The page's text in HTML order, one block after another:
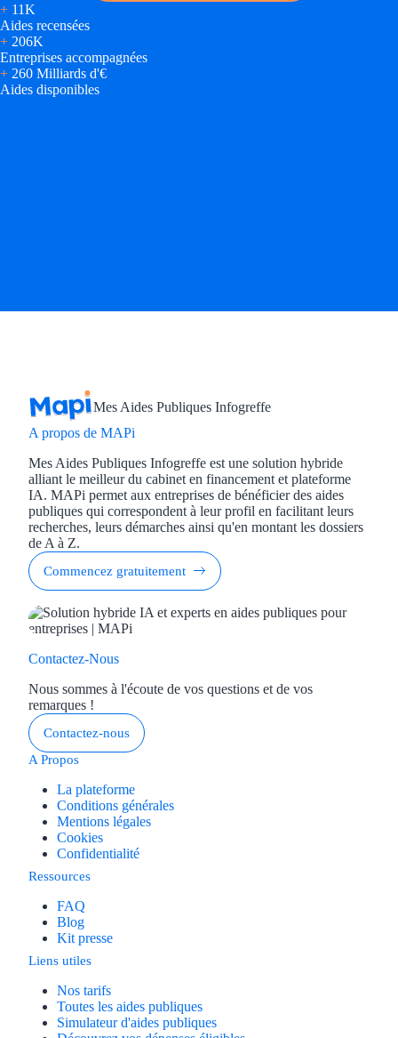
+ 11K
Aides recensées
+ 206K
Entreprises accompagnées
+ 260 Milliards d'€
Aides disponibles
Mes Aides Publiques Infogreffe
A propos de MAPi
Mes Aides Publiques Infogreffe est une solution hybride
alliant le meilleur du cabinet en financement et plateforme
IA. MAPi permet aux entreprises de bénéficier des aides
publiques qui correspondent à leur profil en facilitant leurs
recherches, leurs démarches ainsi qu'en montant les dossiers
de A à Z.
Commencez gratuitement
Contactez-Nous
Nous sommes à l'écoute de vos questions et de vos
remarques !
Contactez-nous
A Propos
La plateforme
Conditions générales
Mentions légales
Cookies
Confidentialité
Ressources
FAQ
Blog
Kit presse
Liens utiles
Nos tarifs
Toutes les aides publiques
Simulateur d'aides publiques